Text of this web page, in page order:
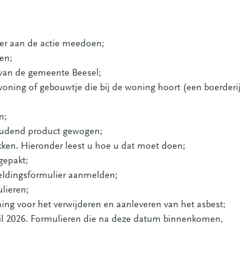
aan de actie meedoen;
de gemeente Beesel;
of gebouwtje die bij de woning hoort (een boerderij
product gewogen;
Hieronder leest u hoe u dat moet doen;
aanmelden;
voor het verwijderen en aanleveren van het asbest;
Formulieren die na deze datum binnenkomen,